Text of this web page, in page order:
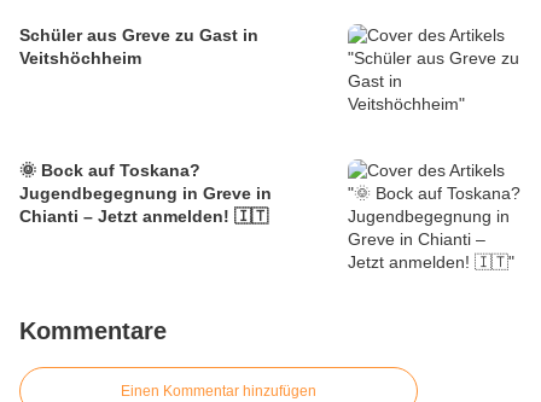
Schüler aus Greve zu Gast in
Veitshöchheim
🌞 Bock auf Toskana?
Jugendbegegnung in Greve in
Chianti – Jetzt anmelden! 🇮🇹
Kommentare
Einen Kommentar hinzufügen